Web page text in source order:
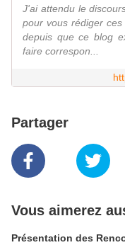
J'ai attendu le
pour vous rédiger
depuis que ce blog
faire correspon...
Partager
Vous aimerez
Présentation des